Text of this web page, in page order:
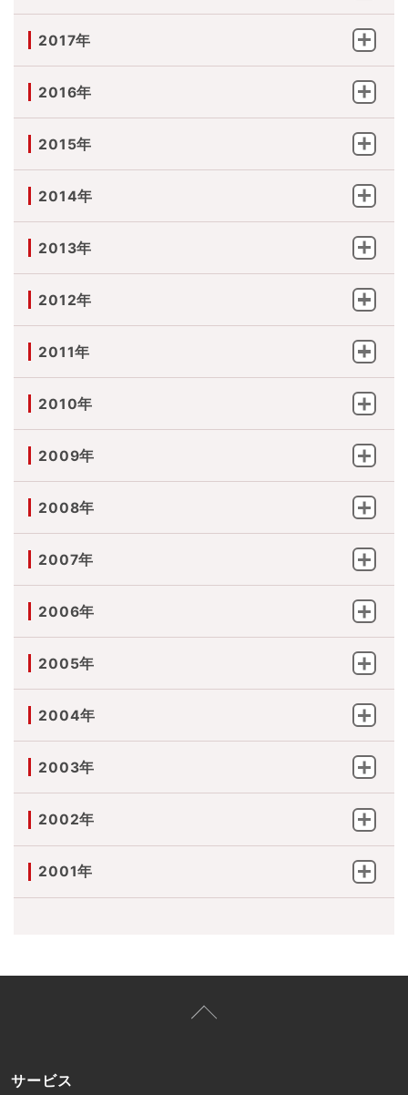
2017年
2016年
2015年
2014年
2013年
2012年
2011年
2010年
2009年
2008年
2007年
2006年
2005年
2004年
2003年
2002年
2001年
サービス